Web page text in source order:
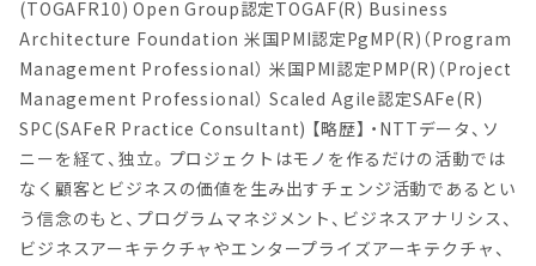
(TOGAFR10) Open Group認定TOGAF(R) Business
Architecture Foundation 米国PMI認定PgMP(R)（Program
Management Professional） 米国PMI認定PMP(R)（Project
Management Professional） Scaled Agile認定SAFe(R)
SPC(SAFeR Practice Consultant) 【略歴】 ・NTTデータ、ソ
ニーを経て、独立。プロジェクトはモノを作るだけの活動では
なく顧客とビジネスの価値を生み出すチェンジ活動であるとい
う信念のもと、プログラムマネジメント、ビジネスアナリシス、
ビジネスアーキテクチャやエンタープライズアーキテクチャ、